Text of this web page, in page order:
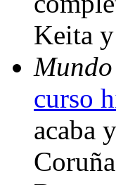
Keita
curso
acaba